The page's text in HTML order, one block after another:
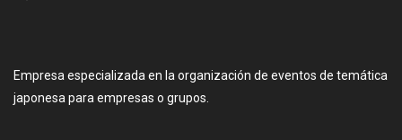
Empresa especializada en la organización de eventos de temática
japonesa para empresas o grupos.